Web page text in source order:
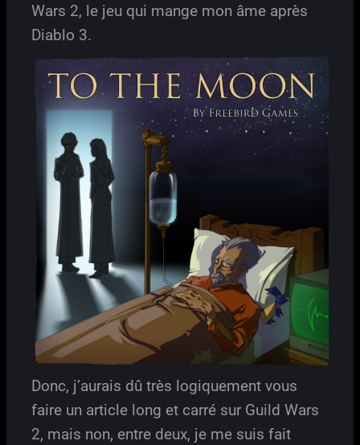
Wars 2, le jeu qui mange mon âme après
Diablo 3.
Donc, j’aurais dû très logiquement vous
faire un article long et carré sur Guild Wars
2, mais non, entre deux, je me suis fait